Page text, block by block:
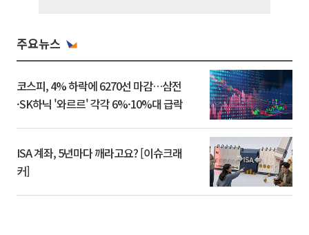
주요뉴스
코스피, 4% 하락에 6270선 마감…삼전
·SK하닉 '와르르' 각각 6%·10%대 급락
ISA 계좌, 5년마다 깨라고요? [이슈크래
커]